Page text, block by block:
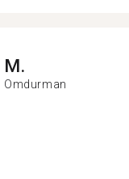
M.
Omdurman